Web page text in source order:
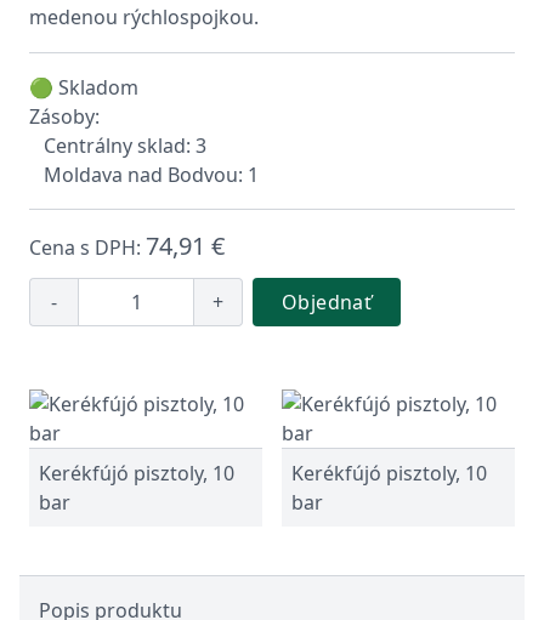
medenou rýchlospojkou.
🟢 Skladom
Zásoby:
Centrálny sklad: 3
Moldava nad Bodvou: 1
Cena s DPH: 74,91 €
- + Objednať
Kerékfújó pisztoly, 10
bar
Kerékfújó pisztoly, 10
bar
Popis produktu